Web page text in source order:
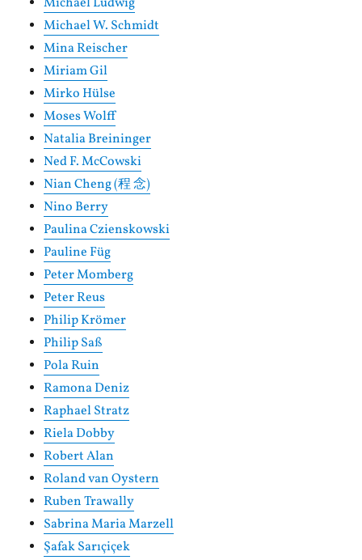
Michael W. Schmidt
Mina Reischer
Miriam Gil
Mirko Hülse
Moses Wolff
Natalia Breininger
Ned F. McCowski
Nian Cheng (程 念)
Nino Berry
Paulina Czienskowski
Pauline Füg
Peter Momberg
Peter Reus
Philip Krömer
Philip Saß
Pola Ruin
Ramona Deniz
Raphael Stratz
Riela Dobby
Robert Alan
Roland van Oystern
Ruben Trawally
Sabrina Maria Marzell
Şafak Sarıçiçek